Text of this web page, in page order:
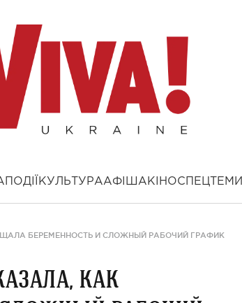
ПОДІЇ КУЛЬТУРААФІША КІНОСПЕЦТЕМИ
БЕРЕМЕННОСТЬ И СЛОЖНЫЙ РАБОЧИЙ ГРАФИК
как